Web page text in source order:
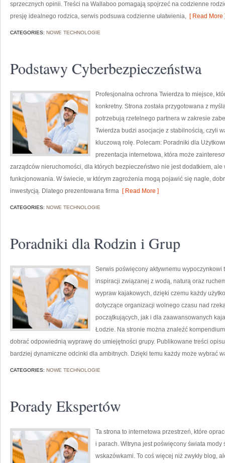
sprzecznych opinii. Treści na Wallaboo pomagają spojrzeć na codzienne
presję idealnego rodzica, serwis podsuwa codzienne ułatwienia, [ Read More
CATEGORIES: NOWE TECHNOLOGIE
Podstawy Cyberbezpieczeństwa
Profesjonalna ochrona Twierdza to miejsce,
konkretny. Strona została przygotowana z
potrzebują rzetelnego partnera w zakresie
Twierdza budzi asocjacje z stabilnością, czyli
kluczową rolę. Polecam: Poradniki dla
prezentacja internetowa, która może
zarządców nieruchomości, dla których bezpieczeństwo nie jest dodatkiem,
funkcjonowania. W świecie, w którym zagrożenia mogą pojawić się nagle,
inwestycją. Dlatego prezentowana firma [ Read More ]
CATEGORIES: NOWE TECHNOLOGIE
Poradniki dla Rodzin i Grup
Serwis poświęcony aktywnemu
inspiracji związanej z wodą, naturą oraz
wypraw kajakowych, dzięki czemu każdy
dotyczące organizacji wolnego czasu nad
początkujących, jak i dla zaawansowanych
Łodzie. Na stronie można znaleźć
dobrać odpowiednią wyprawę do umiejętności grupy. Publikowane treści
bardziej dynamiczne odcinki dla ambitnych. Dzięki temu każdy może wybrać
CATEGORIES: NOWE TECHNOLOGIE
Porady Ekspertów
Ta strona to internetowa przestrzeń, które
i parach. Witryna jest poświęcony świata
wskazówkami. To coś więcej niż zwykły blog,